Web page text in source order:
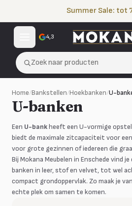
Summer Sale: tot
4,3
Zoek naar producten
Home/Bankstellen/Hoekbanken/U-
U-banken
Een U-bankheeft een U-vormige
biedt de maximale zitcapaciteit voor
voor grote gezinnen of iedereen die
Bij Mokana Meubelen in Enschede vind
banken in leer, stof en velvet, tot wel
compact grondoppervlak. Zo maak je
echte plek om samen te komen.